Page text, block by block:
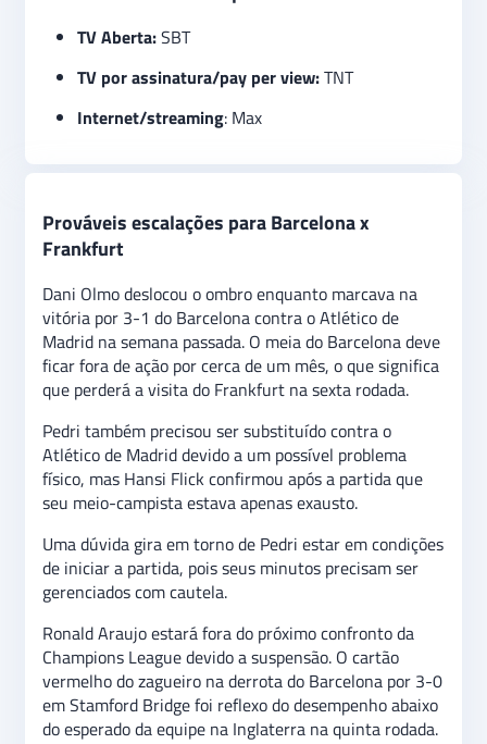
TV Aberta:SBT
TV por assinatura/pay per view:TNT
Internet/streaming: Max
Prováveis escalações para Barcelona x
Frankfurt
Dani Olmo deslocou o ombro enquanto marcava na
vitória por 3-1 do Barcelona contra o Atlético de
Madrid na semana passada. O meia do Barcelona deve
ficar fora de ação por cerca de um mês, o que significa
que perderá a visita do Frankfurt na sexta rodada.
Pedri também precisou ser substituído contra o
Atlético de Madrid devido a um possível problema
físico, mas Hansi Flick confirmou após a partida que
seu meio-campista estava apenas exausto.
Uma dúvida gira em torno de Pedri estar em condições
de iniciar a partida, pois seus minutos precisam ser
gerenciados com cautela.
Ronald Araujo estará fora do próximo confronto da
Champions League devido a suspensão. O cartão
vermelho do zagueiro na derrota do Barcelona por 3-0
em Stamford Bridge foi reflexo do desempenho abaixo
do esperado da equipe na Inglaterra na quinta rodada.